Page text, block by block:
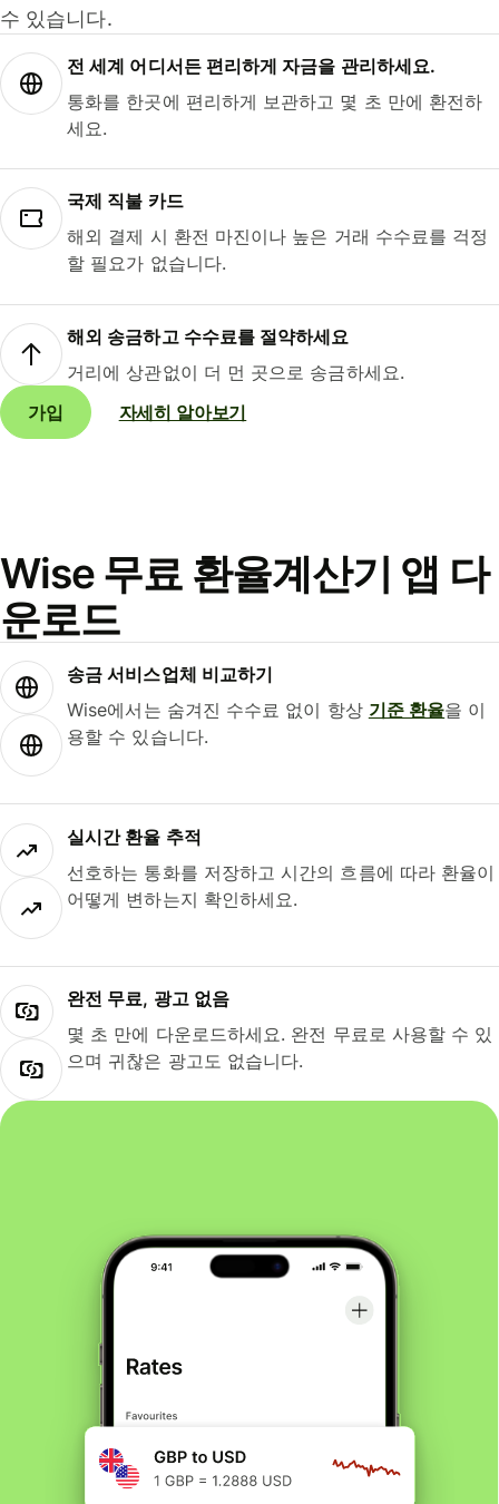
수 있습니다.
전 세계 어디서든 편리하게 자금을 관리하세요.
통화를 한곳에 편리하게 보관하고 몇 초 만에 환전하
세요.
국제 직불 카드
해외 결제 시 환전 마진이나 높은 거래 수수료를 걱정
할 필요가 없습니다.
해외 송금하고 수수료를 절약하세요
거리에 상관없이 더 먼 곳으로 송금하세요.
가입
자세히 알아보기
Wise 무료 환율계산기 앱 다
운로드
송금 서비스업체 비교하기
Wise에서는 숨겨진 수수료 없이 항상 기준 환율을 이
용할 수 있습니다.
실시간 환율 추적
선호하는 통화를 저장하고 시간의 흐름에 따라 환율이
어떻게 변하는지 확인하세요.
완전 무료, 광고 없음
몇 초 만에 다운로드하세요. 완전 무료로 사용할 수 있
으며 귀찮은 광고도 없습니다.